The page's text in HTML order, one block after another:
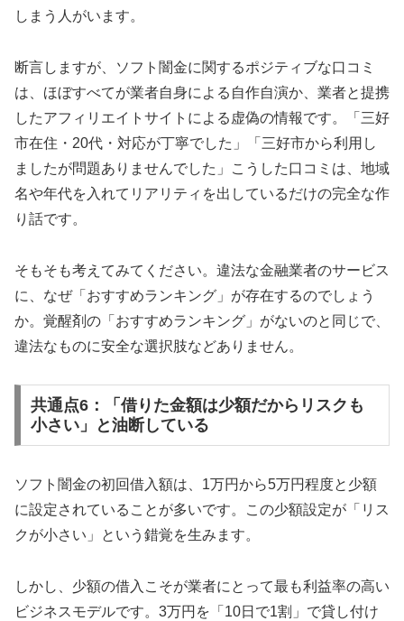
しまう人がいます。
断言しますが、ソフト闇金に関するポジティブな口コミ
は、ほぼすべてが業者自身による自作自演か、業者と提携
したアフィリエイトサイトによる虚偽の情報です。「三好
市在住・20代・対応が丁寧でした」「三好市から利用し
ましたが問題ありませんでした」こうした口コミは、地域
名や年代を入れてリアリティを出しているだけの完全な作
り話です。
そもそも考えてみてください。違法な金融業者のサービス
に、なぜ「おすすめランキング」が存在するのでしょう
か。覚醒剤の「おすすめランキング」がないのと同じで、
違法なものに安全な選択肢などありません。
共通点6：「借りた金額は少額だからリスクも
小さい」と油断している
ソフト闇金の初回借入額は、1万円から5万円程度と少額
に設定されていることが多いです。この少額設定が「リス
クが小さい」という錯覚を生みます。
しかし、少額の借入こそが業者にとって最も利益率の高い
ビジネスモデルです。3万円を「10日で1割」で貸し付け